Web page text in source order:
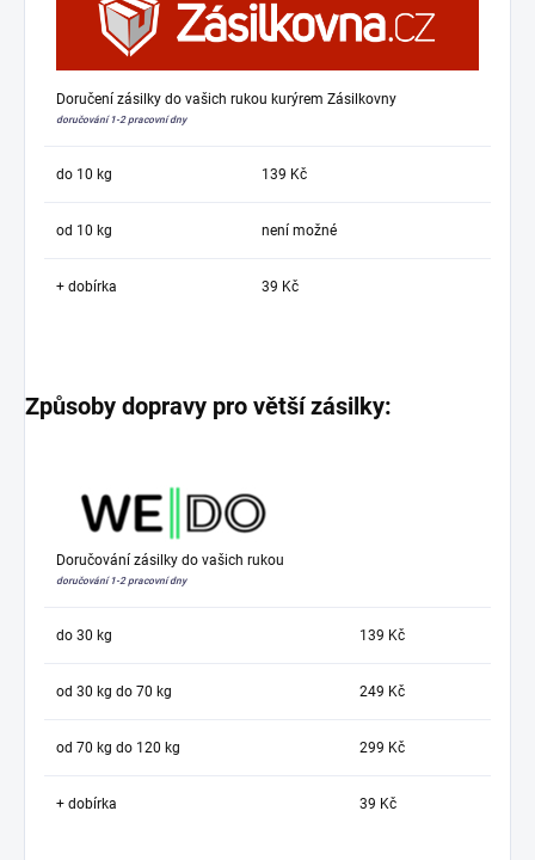
Doručení zásilky do vašich rukou kurýrem Zásilkovny
doručování 1-2 pracovní dny
do 10 kg 139 Kč
od 10 kg není možné
+ dobírka 39 Kč
Způsoby dopravy pro větší zásilky:
Doručování zásilky do vašich rukou
doručování 1-2 pracovní dny
do 30 kg 139 Kč
od 30 kg do 70 kg 249 Kč
od 70 kg do 120 kg 299 Kč
+ dobírka 39 Kč